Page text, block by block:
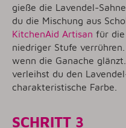
gieße die Lavendel-
du die Mischung aus
KitchenAid Artisan für die
niedriger Stufe
wenn die Ganache
verleihst du den
charakteristische Farbe.
SCHRITT 3